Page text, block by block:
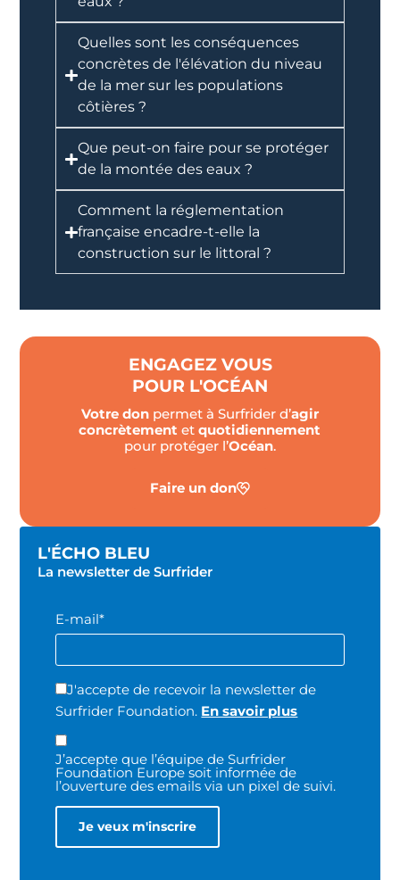
Quelles sont les conséquences
concrètes de l'élévation du niveau
de la mer sur les populations
côtières ?
Que peut-on faire pour se protéger
de la montée des eaux ?
Comment la réglementation
française encadre-t-elle la
construction sur le littoral ?
ENGAGEZ VOUS
POUR L'OCÉAN
Votre donpermet à Surfrider d’agir
concrètement etquotidiennement
pour protéger l’Océan.
Faire un don
L'ÉCHO BLEU
La newsletter de Surfrider
E-mail*
J'accepte de recevoir la newsletter de
Surfrider Foundation. En savoir plus
J’accepte que l’équipe de Surfrider
Foundation Europe soit informée de
l’ouverture des emails via un pixel de suivi.